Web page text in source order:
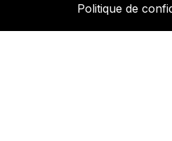
Politique de